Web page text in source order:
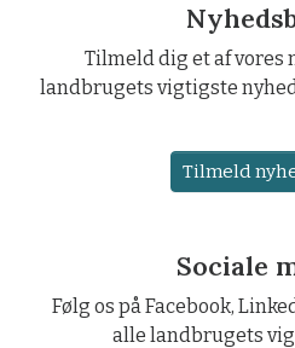
Tilmeld dig et af vores
landbrugets vigtigste
Tilmeld
Sociale
Følg os på Facebook,
alle landbrugets